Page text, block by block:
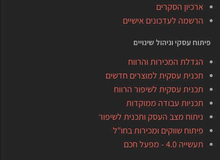
ארכיון הסקרים
הרשמה לעדכונים אישיים
פיתוח עסקי וניהול שינויים
הגדלת המכירות והרווח
תכנית עסקית למוצרים חדשים
תכנית עסקית לשיפור הרווח
תכניות עבודה ממוקדות
ניתוח מצב העסק ותכנית לשיפור
פיתוח שווקים ומכירות בחו"ל
תעשייה 4.0 - מפעל חכם